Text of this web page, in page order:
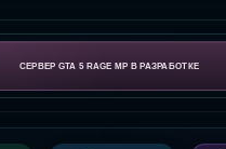
СЕРВЕР GTA 5 RAGE MP В РАЗРАБОТКЕ